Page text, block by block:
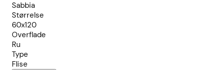
Sabbia
Størrelse
60x120
Overflade
Ru
Type
Flise